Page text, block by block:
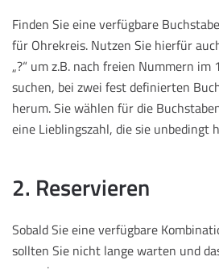
Finden Sie eine verfügbare
für Ohrekreis. Nutzen Sie hierfür
„?“ um z.B. nach freien Nummern im
suchen, bei zwei fest definierten
herum. Sie wählen für die
eine Lieblingszahl, die sie unbedingt
2. Reservieren
Sobald Sie eine verfügbare
sollten Sie nicht lange warten und